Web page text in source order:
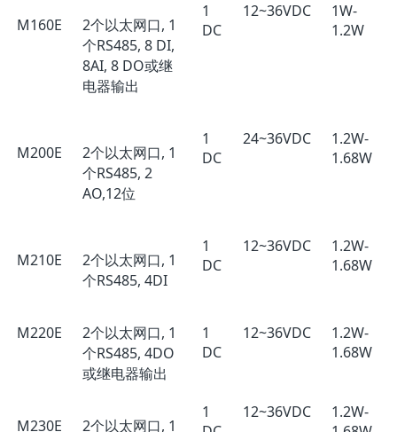
M160E
2个以太网口, 1
个RS485, 8 DI,
8AI, 8 DO或继
电器输出
1
DC
12~36VDC
1W-
1.2W
M200E
2个以太网口, 1
个RS485, 2
AO,12位
1
DC
24~36VDC
1.2W-
1.68W
M210E
2个以太网口, 1
个RS485, 4DI
1
DC
12~36VDC
1.2W-
1.68W
M220E
2个以太网口, 1
个RS485, 4DO
或继电器输出
1
DC
12~36VDC
1.2W-
1.68W
M230E 2个以太网口, 1
1
12~36VDC
1.2W-